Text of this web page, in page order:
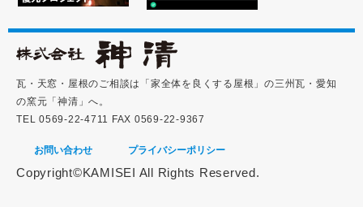
瓦・天窓・屋根のご相談は「家全体を良くする屋根」の三州瓦・愛知
の窯元「神清」へ。
TEL 0569-22-4711 FAX 0569-22-9367
お問い合わせ プライバシーポリシー
Copyright©KAMISEI All Rights Reserved.